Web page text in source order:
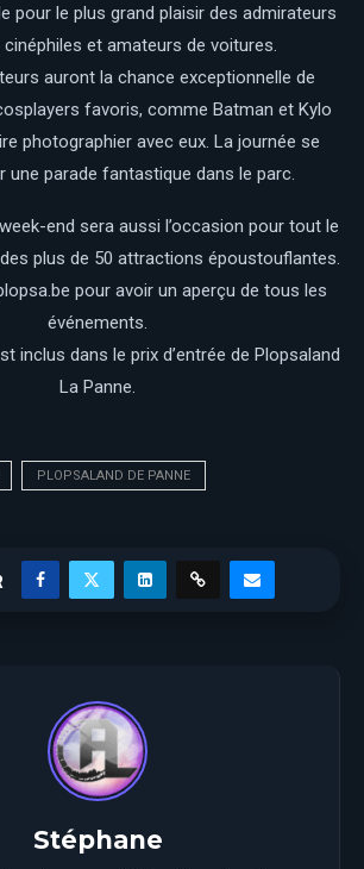
pour le plus grand plaisir des admirateurs
cinéphiles et amateurs de voitures.
auront la chance exceptionnelle de
favoris, comme Batman et Kylo
photographier avec eux. La journée se
une parade fantastique dans le parc.
end sera aussi l’occasion pour tout le
plus de 50 attractions époustouflantes.
pour avoir un aperçu de tous les
événements.
inclus dans le prix d’entrée de Plopsaland
La Panne.
PLOPSALAND DE PANNE
Stéphane